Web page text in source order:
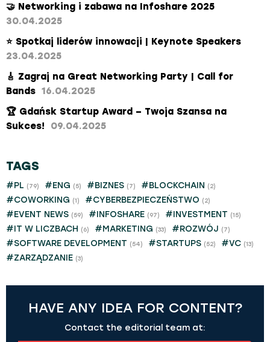
🤝 Networking i zabawa na Infoshare 2025
30.04.2025
⭐ Spotkaj liderów innowacji | Keynote Speakers
23.04.2025
🎸 Zagraj na Great Networking Party | Call for
Bands 16.04.2025
​🏆 Gdańsk Startup Award – Twoja Szansa na
Sukces!​ 09.04.2025
TAGS
#PL (79) #ENG (5) #BIZNES (7) #BLOCKCHAIN (2)
#COWORKING (1) #CYBERBEZPIECZEŃSTWO (2)
#EVENT NEWS (59) #INFOSHARE (97) #INVESTMENT (15)
#IT W LICZBACH (6) #MARKETING (33) #ROZWÓJ (7)
#SOFTWARE DEVELOPMENT (54) #STARTUPS (52) #VC (13)
#ZARZĄDZANIE (3)
HAVE ANY IDEA FOR CONTENT?
Contact the editorial team at: